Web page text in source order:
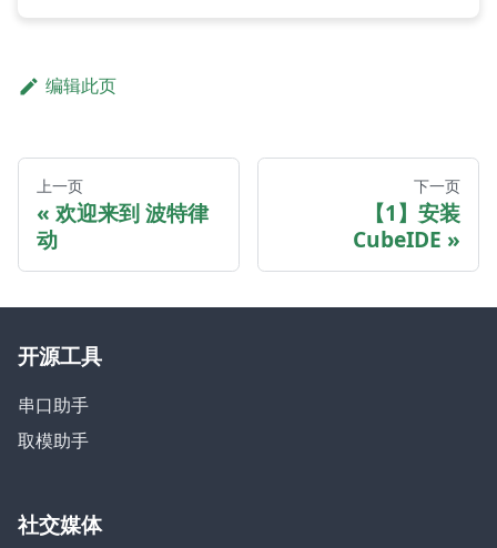
编辑此页
上一页
欢迎来到 波特律
动
下一页
【1】安装
CubeIDE
开源工具
串口助手
取模助手
社交媒体